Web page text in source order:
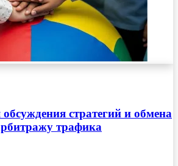
стратегий и обмена
трафика